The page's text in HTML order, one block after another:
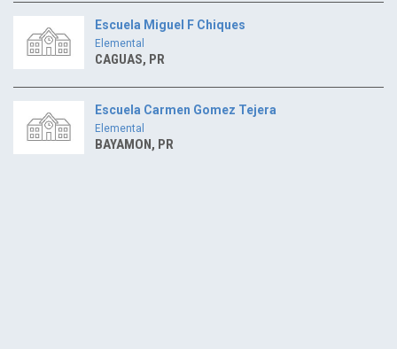
Escuela Miguel F Chiques
Elemental
CAGUAS, PR
Escuela Carmen Gomez Tejera
Elemental
BAYAMON, PR